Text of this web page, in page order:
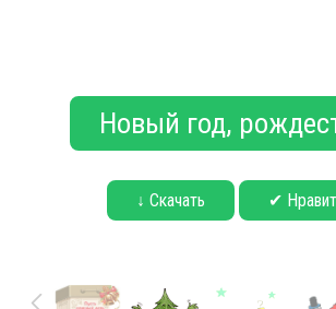
Новый год,
↓ Скачать ✔